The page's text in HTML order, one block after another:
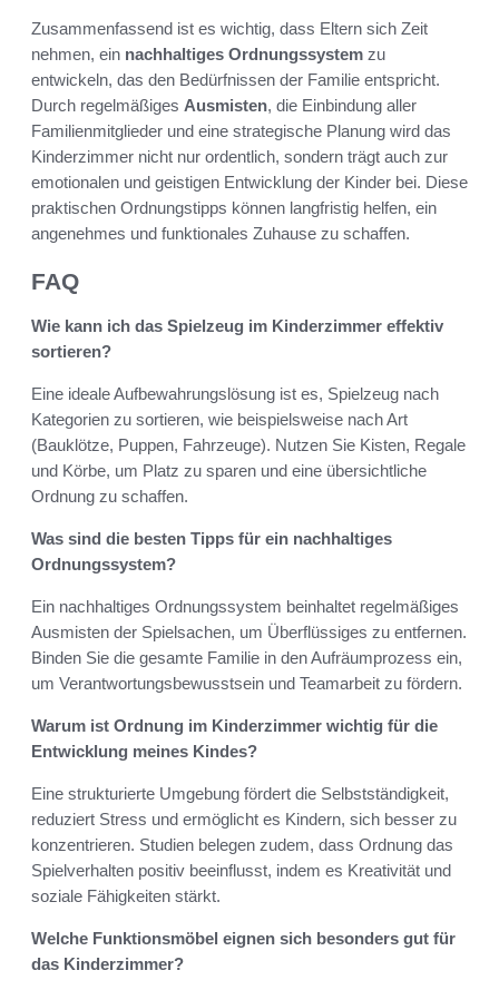
Zusammenfassend ist es wichtig, dass Eltern sich Zeit
nehmen, ein nachhaltiges Ordnungssystem zu
entwickeln, das den Bedürfnissen der Familie entspricht.
Durch regelmäßiges Ausmisten, die Einbindung aller
Familienmitglieder und eine strategische Planung wird das
Kinderzimmer nicht nur ordentlich, sondern trägt auch zur
emotionalen und geistigen Entwicklung der Kinder bei. Diese
praktischen Ordnungstipps können langfristig helfen, ein
angenehmes und funktionales Zuhause zu schaffen.
FAQ
Wie kann ich das Spielzeug im Kinderzimmer effektiv
sortieren?
Eine ideale Aufbewahrungslösung ist es, Spielzeug nach
Kategorien zu sortieren, wie beispielsweise nach Art
(Bauklötze, Puppen, Fahrzeuge). Nutzen Sie Kisten, Regale
und Körbe, um Platz zu sparen und eine übersichtliche
Ordnung zu schaffen.
Was sind die besten Tipps für ein nachhaltiges
Ordnungssystem?
Ein nachhaltiges Ordnungssystem beinhaltet regelmäßiges
Ausmisten der Spielsachen, um Überflüssiges zu entfernen.
Binden Sie die gesamte Familie in den Aufräumprozess ein,
um Verantwortungsbewusstsein und Teamarbeit zu fördern.
Warum ist Ordnung im Kinderzimmer wichtig für die
Entwicklung meines Kindes?
Eine strukturierte Umgebung fördert die Selbstständigkeit,
reduziert Stress und ermöglicht es Kindern, sich besser zu
konzentrieren. Studien belegen zudem, dass Ordnung das
Spielverhalten positiv beeinflusst, indem es Kreativität und
soziale Fähigkeiten stärkt.
Welche Funktionsmöbel eignen sich besonders gut für
das Kinderzimmer?